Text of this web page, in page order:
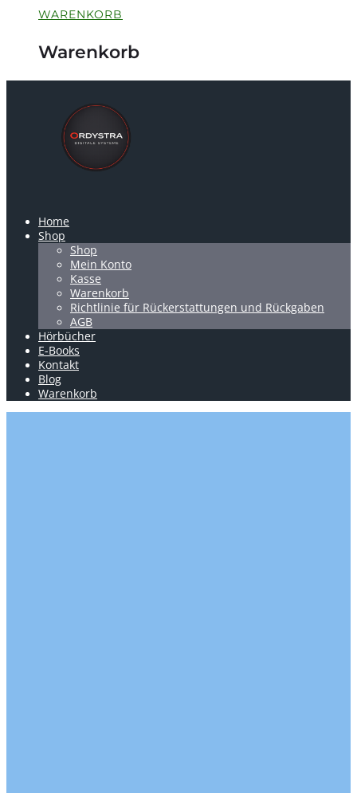
WARENKORB
Warenkorb
Home
Shop
Shop
Mein Konto
Kasse
Warenkorb
Richtlinie für Rückerstattungen und Rückgaben
AGB
Hörbücher
E-Books
Kontakt
Blog
Warenkorb